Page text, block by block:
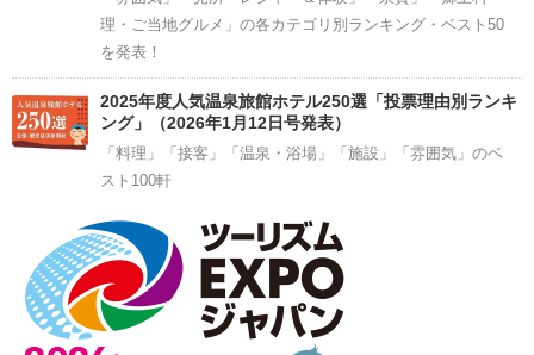
理・ご当地グルメ」の各カテゴリ別ランキング・ベスト50
を発表！
2025年度人気温泉旅館ホテル250選「投票理由別ランキ
ング」（2026年1月12日号発表）
「料理」「接客」「温泉・浴場」「施設」「雰囲気」のベ
スト100軒